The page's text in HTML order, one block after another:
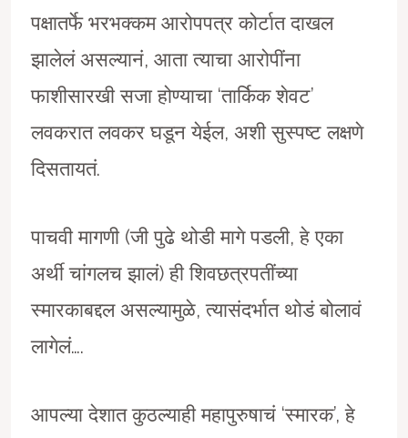
पक्षातर्फे भरभक्कम आरोपपत्र कोर्टात दाखल
झालेलं असल्यानं, आता त्याचा आरोपींना
फाशीसारखी सजा होण्याचा ‘तार्किक शेवट’
लवकरात लवकर घडून येईल, अशी सुस्पष्ट लक्षणे
दिसतायतं.
पाचवी मागणी (जी पुढे थोडी मागे पडली, हे एका
अर्थी चांगलच झालं) ही शिवछत्रपतींच्या
स्मारकाबद्दल असल्यामुळे, त्यासंदर्भात थोडं बोलावं
लागेलं….
आपल्या देशात कुठल्याही महापुरुषाचं ‘स्मारक’, हे